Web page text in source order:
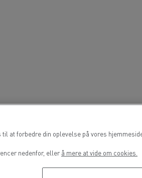
til at forbedre din oplevelse på vores
nedenfor, eller å mere at vide om cookies.